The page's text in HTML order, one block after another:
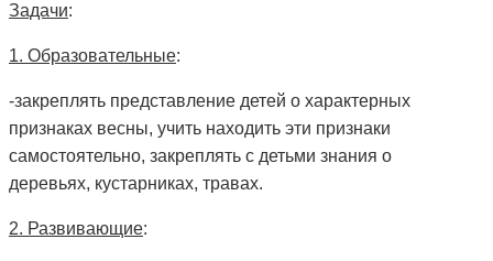
Задачи:
1. Образовательные:
-закреплять представление детей о характерных
признаках весны, учить находить эти признаки
самостоятельно, закреплять с детьми знания о
деревьях, кустарниках, травах.
2. Развивающие: